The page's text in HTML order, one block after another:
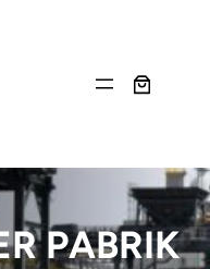
PABRIK